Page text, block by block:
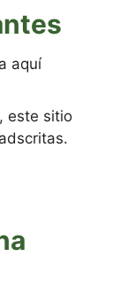
aquí
este sitio